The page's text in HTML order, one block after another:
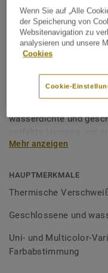
Tarkett Zubehör
-
Schweißschnüre
wasserdichte und
Schweißschnüre sind
Bodenbelagssortiment
von Kontrastfarben
Mehr anzeigen
HAUPTMERKMALE
Thermische
Geschlossene und
Uni- und Multicolor-
Farbabstimmung
Wenn Sie auf „Alle
der Speicherung von
Websitenavigation zu
analysieren und unsere
Cookies
Cookie-